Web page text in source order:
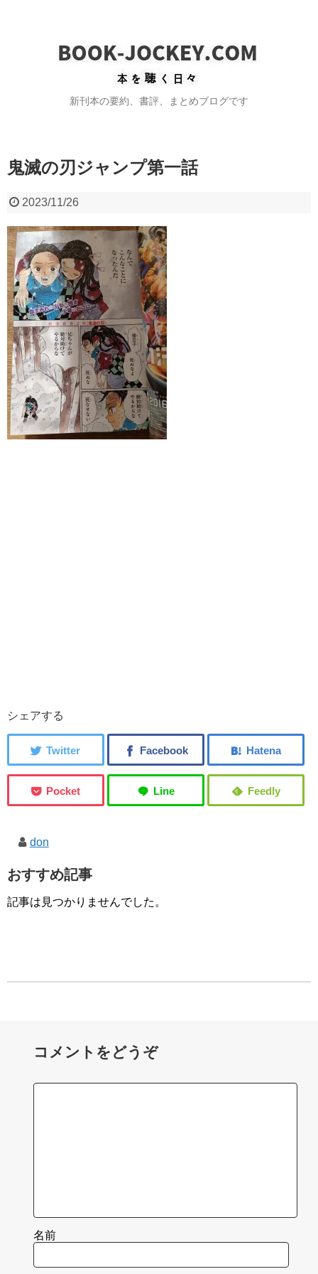
新刊本の要約、書評、まとめブログです
鬼滅の刃ジャンプ第一話
2023/11/26
シェアする
don
おすすめ記事
記事は見つかりませんでした。
コメントをどうぞ
名前